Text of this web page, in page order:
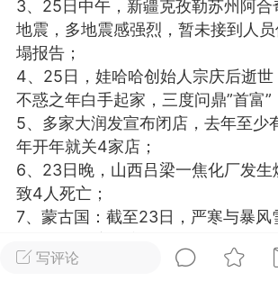
脂
卡卡动能素
皇斯普拉雅
建术
DRYY面膜 微晶溶斑术
爆款平台 Lv.8 靓号
加盟商
26 23:18
电脑端 美业资讯
闪充小白罐
本/双效闪充，养出紧致小白脸！一、
充小白罐 = 闪充大白肌（仪器）× 草
产品）×极光嫩肤啫喱（产品）这是一
护...写评论
3、25日中午，新疆克孜勒苏州阿
地震，多地震感强烈，暂未接到人
塌报告；
4、25日，娃哈哈创始人宗庆后逝世
不惑之年白手起家，三度问鼎”首富”
5、多家大润发宣布闭店，去年至少
年开年就关4家店；
6、23日晚，山西吕梁一焦化厂发生
致4人死亡；
7、蒙古国：截至23日，严寒与暴风
死亡数还会继续上升；